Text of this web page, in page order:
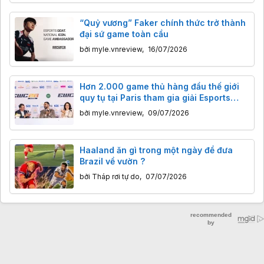
“Quỷ vương” Faker chính thức trở thành
đại sứ game toàn cầu
bởi myle.vnreview, 16/07/2026
Hơn 2.000 game thủ hàng đầu thế giới
quy tụ tại Paris tham gia giải Esports
World Cup 2026
bởi myle.vnreview, 09/07/2026
Haaland ăn gì trong một ngày để đưa
Brazil về vườn ?
bởi Tháp rơi tự do, 07/07/2026